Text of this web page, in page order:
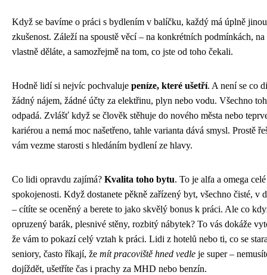
Když se bavíme o práci s bydlením v balíčku, každý má úplně jinou
zkušenost. Záleží na spoustě věcí – na konkrétních podmínkách,
vlastně děláte, a samozřejmě na tom, co jste od toho čekali.
Hodně lidí si nejvíc pochvaluje peníze, které ušetří. A není se co
žádný nájem, žádné účty za elektřinu, plyn nebo vodu. Všechno
odpadá. Zvlášť když se člověk stěhuje do nového města nebo
kariérou a nemá moc našetřeno, tahle varianta dává smysl. Prostě
vám vezme starosti s hledáním bydlení ze hlavy.
Co lidi opravdu zajímá? Kvalita toho bytu. To je alfa a omega celé
spokojenosti. Když dostanete pěkně zařízený byt, všechno čisté, v
– cítíte se oceněný a berete to jako skvělý bonus k práci. Ale co
opruzený barák, plesnivé stěny, rozbitý nábytek? To vás dokáže
že vám to pokazí celý vztah k práci. Lidi z hotelů nebo ti, co se
seniory, často říkají, že mít pracoviště hned vedle je super –
dojíždět, ušetříte čas i prachy za MHD nebo benzín.